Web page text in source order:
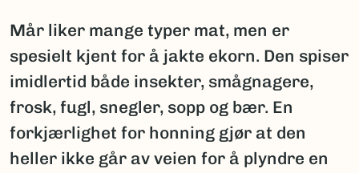
Mår liker mange typer mat, men er
spesielt kjent for å jakte ekorn. Den spiser
imidlertid både insekter, smågnagere,
frosk, fugl, snegler, sopp og bær. En
forkjærlighet for honning gjør at den
heller ikke går av veien for å plyndre en